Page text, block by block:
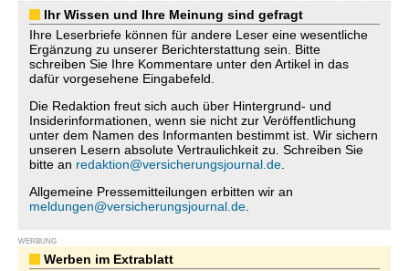
Ihr Wissen und Ihre Meinung sind gefragt
Ihre Leserbriefe können für andere Leser eine wesentliche
Ergänzung zu unserer Berichterstattung sein. Bitte
schreiben Sie Ihre Kommentare unter den Artikel in das
dafür vorgesehene Eingabefeld.
Die Redaktion freut sich auch über Hintergrund- und
Insiderinformationen, wenn sie nicht zur Veröffentlichung
unter dem Namen des Informanten bestimmt ist. Wir sichern
unseren Lesern absolute Vertraulichkeit zu. Schreiben Sie
bitte an redaktion@versicherungsjournal.de
Allgemeine Pressemitteilungen erbitten wir an
meldungen@versicherungsjournal.de
WERBUNG
Werben im Extrablatt